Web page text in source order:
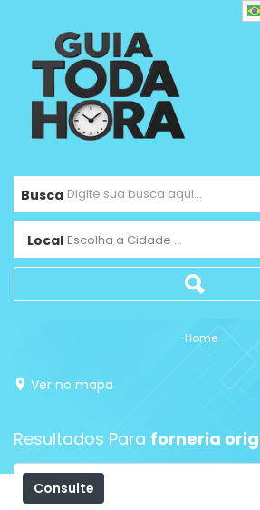
Busca
Local Escolha a Cidade ...
Home
Ver no mapa
Resultados Para forneria
Consulte